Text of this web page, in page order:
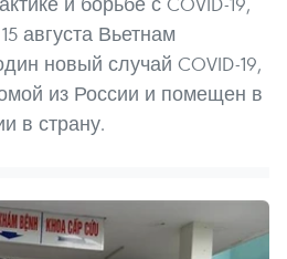
августа Вьетнам
новый случай COVID-19,
из России и помещен в
в страну.